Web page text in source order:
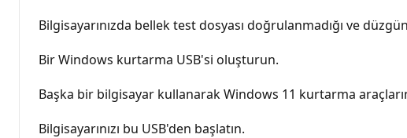
Bilgisayarınızda bellek test dosyası doğrulanmadığı ve
Bir Windows kurtarma USB'si oluşturun.
Başka bir bilgisayar kullanarak Windows 11 kurtarma
Bilgisayarınızı bu USB'den başlatın.